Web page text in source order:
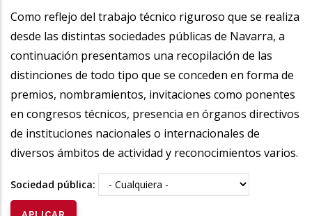
la
navegación
Como reflejo del trabajo técnico riguroso que se realiza
desde las distintas sociedades públicas de Navarra, a
continuación presentamos una recopilación de las
distinciones de todo tipo que se conceden en forma de
premios, nombramientos, invitaciones como ponentes
en congresos técnicos, presencia en órganos directivos
de instituciones nacionales o internacionales de
diversos ámbitos de actividad y reconocimientos varios.
Sociedad pública: